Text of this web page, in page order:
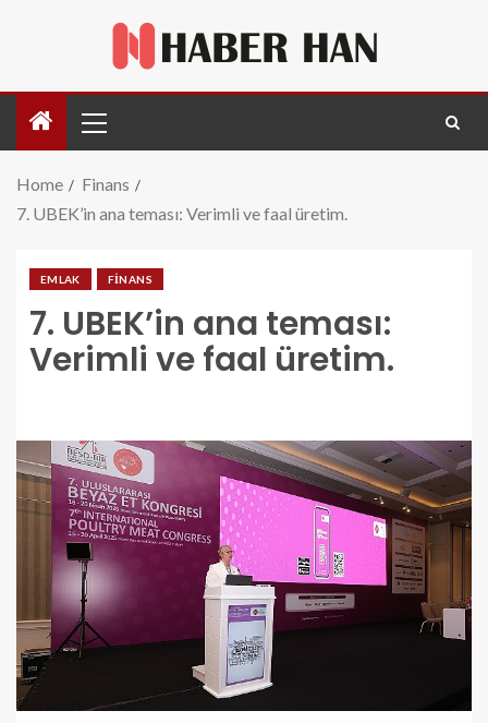
Home
Finans
7. UBEK’in ana teması: Verimli ve faal üretim.
EMLAK FINANS
7. UBEK’in ana teması:
Verimli ve faal üretim.